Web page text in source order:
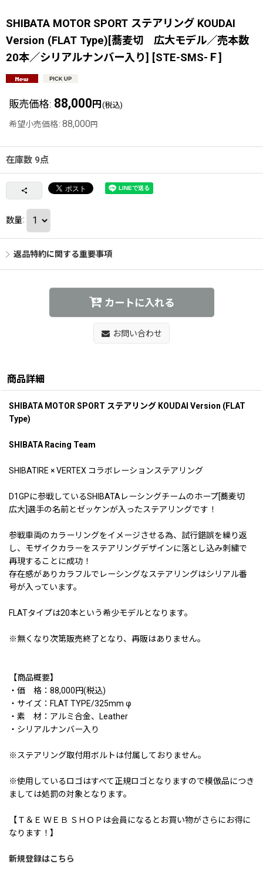
SHIBATA MOTOR SPORT ステアリング KOUDAI
Version (FLAT Type)[蕎麦切 広大モデル／売本数
20本／シリアルナンバー入り] [STE-SMS-Ｆ]
販売価格: 88,000 円 (税込)
希望小売価格: 88,000円
在庫数 9点
数量:
返品特約に関する重要事項
カートに入れる
お問い合わせ
商品詳細
SHIBATA MOTOR SPORT ステアリング KOUDAI Version (FLAT
Type)
SHIBATA Racing Team
SHIBATIRE × VERTEX コラボレーションステアリング
D1GPに参戦しているSHIBATAレーシングチームのホープ[蕎麦切
広大]選手の名前とゼッケンが入ったステアリングです！
参戦車両のカラーリングをイメージさせる為、試行錯誤を繰り返
し、モザイクカラーをステアリングデザインに落とし込み刺繍で
再現することに成功！
存在感がありカラフルでレーシングなステアリングはシリアル番
号が入っています。
FLATタイプは20本という希少モデルとなります。
※無くなり次第販売終了となり、再販はありません。
【商品概要】
・価 格：88,000円(税込)
・サイズ：FLAT TYPE/325mm φ
・素 材：アルミ合金、Leather
・シリアルナンバー入り
※ステアリング取付用ボルトは付属しておりません。
※使用しているロゴはすべて正規ロゴとなりますので模倣品につき
ましては処罰の対象となります。
【Ｔ＆Ｅ ＷＥＢ ＳＨＯＰは会員になるとお買い物がさらにお得に
なります！】
新規登録はこちら